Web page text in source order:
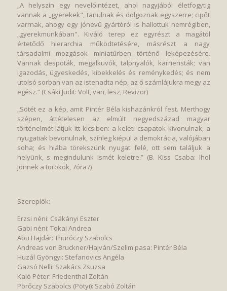
„A helyszín egy nevelőintézet, ahol nagyjából életfogytig
vannak a „gyerekek", tanulnak és dolgoznak egyszerre; cipőt
varrnak, ahogy egy jónevű gyártóról is hallottuk nemrégiben,
„gyerekmunkában". Kiváló terep ez egyrészt a magától
értetődő hierarchia működtetésére, másrészt a nagy
társadalmi mozgások miniatűrben történő leképezésére.
Vannak despoták, megalkuvók, talpnyalók, karrieristák; van
igazodás, ügyeskedés, kibekkelés és reménykedés; és nem
utolsó sorban van az istenadta nép, az ő számlájukra megy az
egész.” (Csáki Judit: Volt, van, lesz, Revizor)
„Sötét ez a kép, amit Pintér Béla kishazánkról fest. Merthogy
szépen, áttételesen az elmúlt negyedszázad magyar
történelmét látjuk itt kicsiben: a keleti csapatok kivonulnak, a
nyugatiak bevonulnak, színleg kiépül a demokrácia, valójában
soha; és hiába törekszünk nyugat felé, ott sem találjuk a
helyünk, s megindulunk ismét keletre.” (B. Kiss Csaba: Ihol
jönnek a törökök, 7óra7)
Szereplők:
Erzsi néni: Csákányi Eszter
Gabi néni: Tokai Andrea
Abu Hajdár: Thuróczy Szabolcs
Andreas von Bruckner/Hajván/Szelim pasa: Pintér Béla
Huzál Gyöngyi: Stefanovics Angéla
Gazsó Nelli: Szakács Zsuzsa
Kaló Péter: Friedenthal Zoltán
Pörőczy Szabolcs (Pötyi): Szabó Zoltán